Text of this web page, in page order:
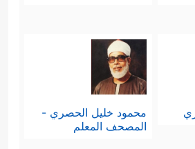
محمود خليل الحصري -
المصحف المعلم